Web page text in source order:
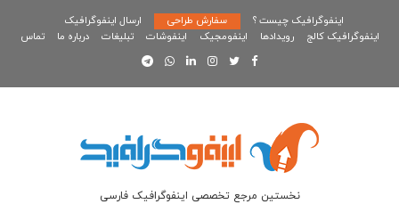
اینفوگرافیک چیست ؟ سفارش طراحی
ارسال اینفوگرافیک
اینفوگرافیک کالج
رویدادها اینفومجیک اینفوشات تبلیغات درباره ما تماس
نخستین مرجع تخصصی اینفوگرافیک فارسی